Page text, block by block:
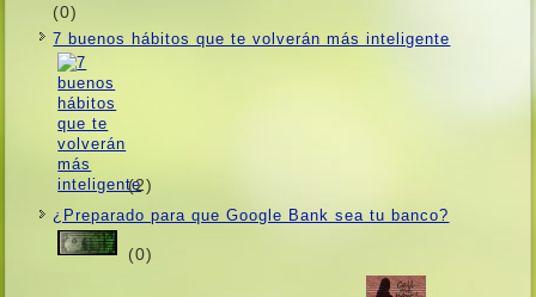
(0)
7 buenos hábitos que te volverán más inteligente
(2)
¿Preparado para que Google Bank sea tu banco?
(0)